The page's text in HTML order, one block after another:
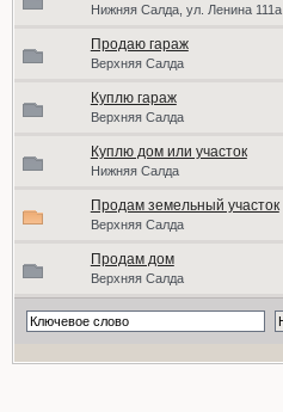
Нижняя Салда, ул. Ленина 111а
Продаю гараж
Верхняя Салда
Куплю гараж
Верхняя Салда
Куплю дом или участок
Нижняя Салда
Продам земельный участок
Верхняя Салда
Продам дом
Верхняя Салда